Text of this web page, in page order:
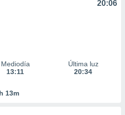
20:06
Mediodía
13:11
Última luz
20:34
13m